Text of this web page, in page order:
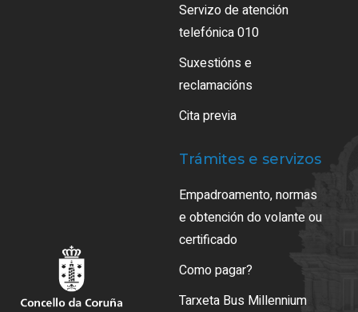
Servizo de atención
telefónica 010
Suxestións e
reclamacións
Cita previa
Trámites e servizos
Empadroamento, normas
e obtención do volante ou
certificado
Como pagar?
Tarxeta Bus Millennium